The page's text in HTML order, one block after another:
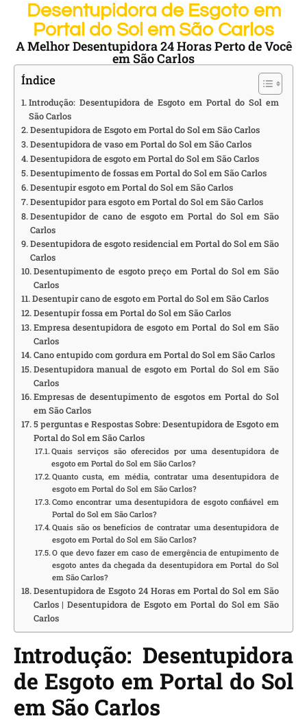
Desentupidora de Esgoto em
Portal do Sol em São Carlos
A Melhor Desentupidora 24 Horas Perto de Você
em São Carlos
Índice
Introdução: Desentupidora de Esgoto em Portal do Sol em
São Carlos
Desentupidora de Esgoto em Portal do Sol em São Carlos
Desentupidora de vaso em Portal do Sol em São Carlos
Desentupidora de esgoto em Portal do Sol em São Carlos
Desentupimento de fossas em Portal do Sol em São Carlos
Desentupir esgoto em Portal do Sol em São Carlos
Desentupidor para esgoto em Portal do Sol em São Carlos
Desentupidor de cano de esgoto em Portal do Sol em São
Carlos
Desentupidora de esgoto residencial em Portal do Sol em São
Carlos
Desentupimento de esgoto preço em Portal do Sol em São
Carlos
Desentupir cano de esgoto em Portal do Sol em São Carlos
Desentupir fossa em Portal do Sol em São Carlos
Empresa desentupidora de esgoto em Portal do Sol em São
Carlos
Cano entupido com gordura em Portal do Sol em São Carlos
Desentupidora manual de esgoto em Portal do Sol em São
Carlos
Empresas de desentupimento de esgotos em Portal do Sol
em São Carlos
5 perguntas e Respostas Sobre: Desentupidora de Esgoto em
Portal do Sol em São Carlos
Quais serviços são oferecidos por uma desentupidora de
esgoto em Portal do Sol em São Carlos?
Quanto custa, em média, contratar uma desentupidora de
esgoto em Portal do Sol em São Carlos?
Como encontrar uma desentupidora de esgoto confiável em
Portal do Sol em São Carlos?
Quais são os benefícios de contratar uma desentupidora de
esgoto em Portal do Sol em São Carlos?
O que devo fazer em caso de emergência de entupimento de
esgoto antes da chegada da desentupidora em Portal do Sol
em São Carlos?
Desentupidora de Esgoto 24 Horas em Portal do Sol em São
Carlos | Desentupidora de Esgoto em Portal do Sol em São
Carlos
Introdução: Desentupidora
de Esgoto em Portal do Sol
em São Carlos